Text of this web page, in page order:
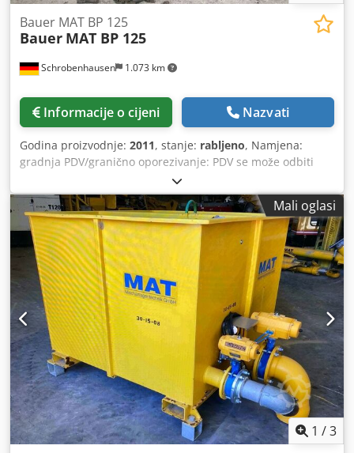
Schrobenhausen 1.073 km
Bauer MAT BP 125
Bauer MAT BP 125
Informacije o cijeni Nazvati
Godina proizvodnje: 2011, stanje: rabljeno, Namjena:
gradnja PDV/granično oporezivanje: PDV se može odbiti
Chedpfx Aish Ty Dajxoa Kontaktirajte Mohamad Fattah
Ahmad za više informacija. Bauer - MAT pumpa za
bentonit BP 125 Dostupna 2 komada Dobro stanje
Spremno za trenutnu upotrebu
Mali oglasi
1 /3